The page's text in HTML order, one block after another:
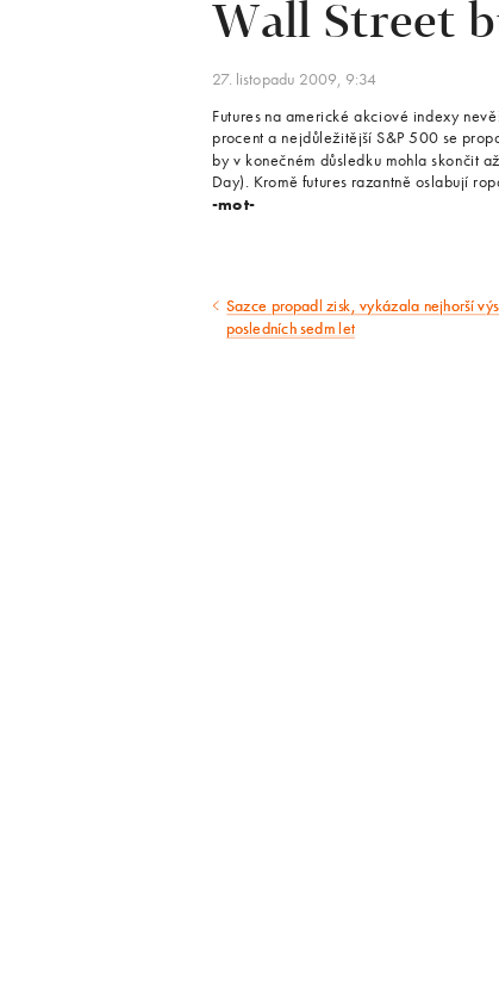
Wall Street
27. listopadu 2009, 9:34
Futures na americké akciové indexy
procent a nejdůležitější S&P 500 se
by v konečném důsledku mohla skončit
Day). Kromě futures razantně oslabují
-mot-
Předcházející
Sazce propadl zisk, vykázala nejhorší
posledních sedm let